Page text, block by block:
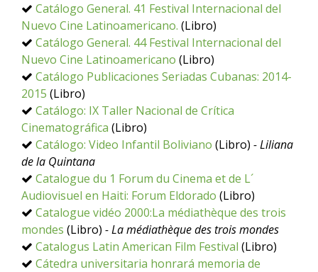
Catálogo General. 41 Festival Internacional del
Nuevo Cine Latinoamericano. (Libro)
Catálogo General. 44 Festival Internacional del
Nuevo Cine Latinoamericano (Libro)
Catálogo Publicaciones Seriadas Cubanas: 2014-
2015 (Libro)
Catálogo: IX Taller Nacional de Crítica
Cinematográfica (Libro)
Catálogo: Video Infantil Boliviano (Libro) - Liliana
de la Quintana
Catalogue du 1 Forum du Cinema et de L´
Audiovisuel en Haiti: Forum Eldorado (Libro)
Catalogue vidéo 2000:La médiathèque des trois
mondes (Libro) - La médiathèque des trois mondes
Catalogus Latin American Film Festival (Libro)
Cátedra universitaria honrará memoria de